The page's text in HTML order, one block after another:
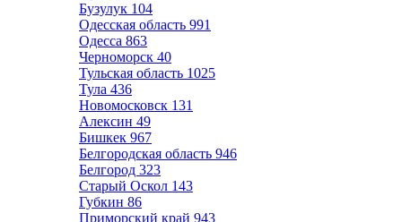
Бузулук 104
Одесская область 991
Одесса 863
Черноморск 40
Тульская область 1025
Тула 436
Новомосковск 131
Алексин 49
Бишкек 967
Белгородская область 946
Белгород 323
Старый Оскол 143
Губкин 86
Приморский край 943